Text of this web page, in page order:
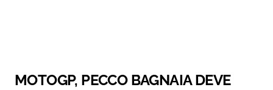
MOTOGP, PECCO BAGNAIA DEVE